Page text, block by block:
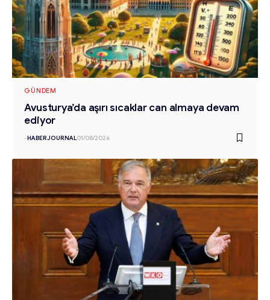
GÜNDEM
Avusturya’da aşırı sıcaklar can almaya devam
ediyor
-HABERJOURNAL01/08/2026